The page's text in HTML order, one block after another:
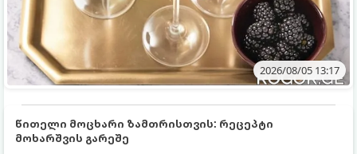
2026/08/05 13:17
წითელი მოცხარი ზამთრისთვის: რეცეპტი
მოხარშვის გარეშე